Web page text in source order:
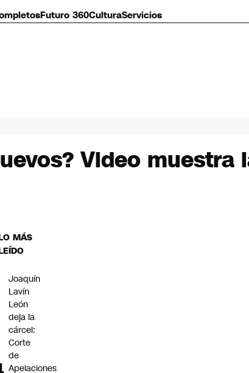
Futuro 360CulturaServicios
Video
MÁS
Joaquín
Lavín
León
deja la
cárcel:
Corte
de
Apelaciones